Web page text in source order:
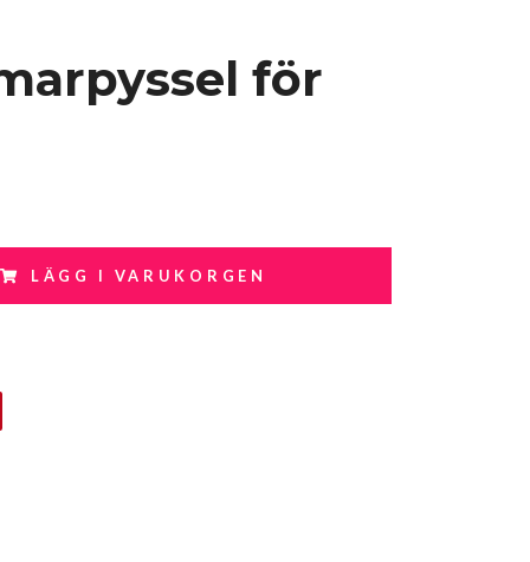
för
LÄGG I VARUKORGEN